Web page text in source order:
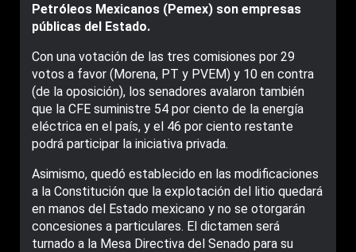
Petróleos Mexicanos (Pemex) son empresas
públicas del Estado.
Con una votación de las tres comisiones por 29
votos a favor (Morena, PT y PVEM) y 10 en contra
(de la oposición), los senadores avalaron también
que la CFE suministre 54 por ciento de la energía
eléctrica en el país, y el 46 por ciento restante
podrá participar la iniciativa privada.
Asimismo, quedó establecido en las modificaciones
a la Constitución que la explotación del litio quedará
en manos del Estado mexicano y no se otorgarán
concesiones a particulares. El dictamen será
turnado a la Mesa Directiva del Senado para su